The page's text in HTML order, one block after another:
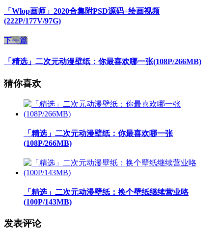
「Wlop画师」2020合集附PSD源码+绘画视频
(222P/177V/97G)
下一篇
「精选」二次元动漫壁纸：你最喜欢哪一张(108P/266MB)
猜你喜欢
「精选」二次元动漫壁纸：你最喜欢哪一张
(108P/266MB)
「精选」二次元动漫壁纸：换个壁纸继续营业咯
(100P/143MB)
发表评论